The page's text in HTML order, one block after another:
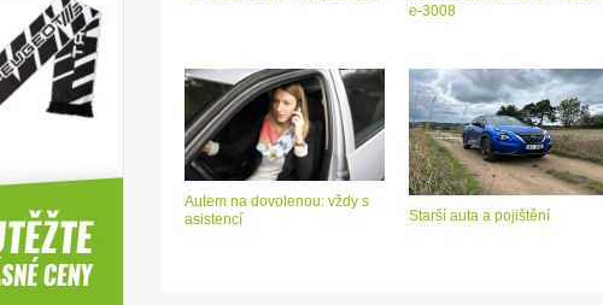
e-3008
Autem na dovolenou: vždy s
asistencí
Starší auta a pojištění